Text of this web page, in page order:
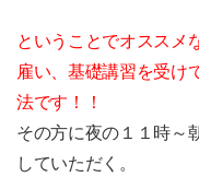
ということでオススメ
雇い、基礎講習を受け
法です！！
その方に夜の１１時～
していただく。